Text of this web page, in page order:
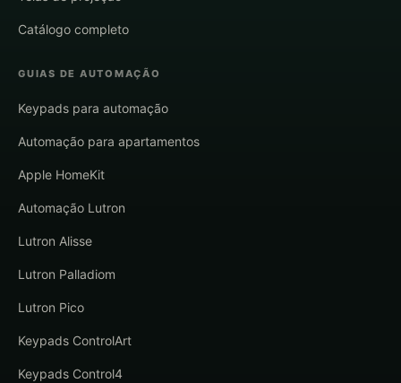
Catálogo completo
GUIAS DE AUTOMAÇÃO
Keypads para automação
Automação para apartamentos
Apple HomeKit
Automação Lutron
Lutron Alisse
Lutron Palladiom
Lutron Pico
Keypads ControlArt
Keypads Control4